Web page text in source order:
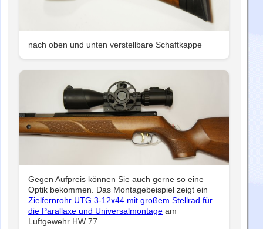
nach oben und unten verstellbare Schaftkappe
Gegen Aufpreis können Sie auch gerne so eine
Optik bekommen. Das Montagebeispiel zeigt ein
Zielfernrohr UTG 3-12x44 mit großem Stellrad für
die Parallaxe und Universalmontage am
Luftgewehr HW 77